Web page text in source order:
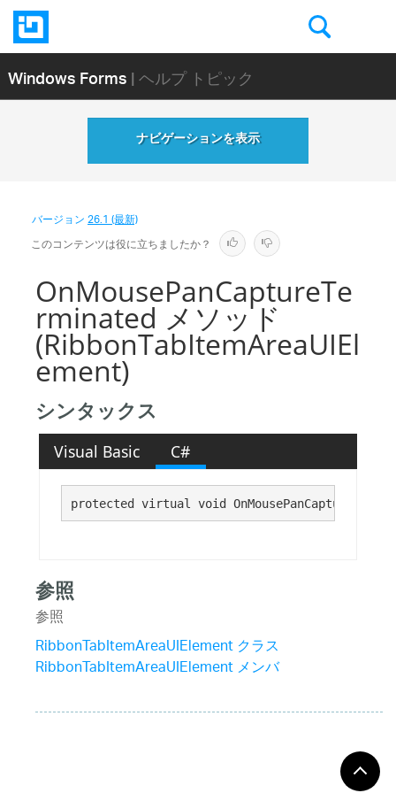
Windows Forms| ヘルプ トピック
ナビゲーションを表示
バージョン26.1 (最新)
このコンテンツは役に立ちましたか？
OnMousePanCaptureTe
rminated メソッド
(RibbonTabItemAreaUIEl
ement)
シンタックス
Visual Basic C#
protected virtual void
参照
参照
RibbonTabItemAreaUIElement クラス
RibbonTabItemAreaUIElement メンバ